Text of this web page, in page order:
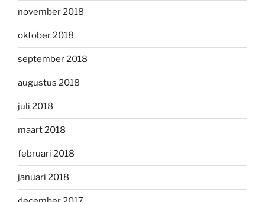
november 2018
oktober 2018
september 2018
augustus 2018
juli 2018
maart 2018
februari 2018
januari 2018